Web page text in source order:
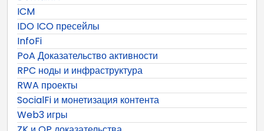
ICM
IDO ICO пресейлы
InfoFi
PoA Доказательство активности
RPC ноды и инфраструктура
RWA проекты
SocialFi и монетизация контента
Web3 игры